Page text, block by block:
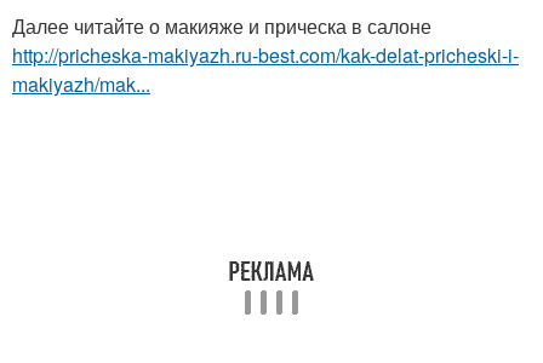
Далее читайте о макияже и прическа в салоне
http://pricheska-makiyazh.ru-best.com/kak-delat-pricheski-i-
makiyazh/mak...